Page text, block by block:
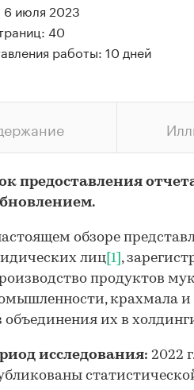
6 июля 2023
40
работы: 10 дней
предоставления
обзоре
лиц [1] ,
продуктов
крахмала
объединения их в
исследования: 2022